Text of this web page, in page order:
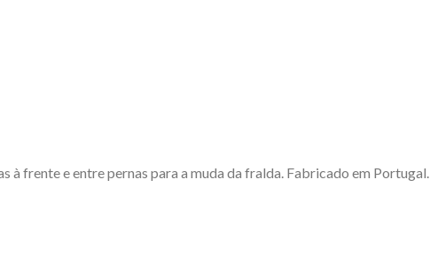
frente e entre pernas para a muda da fralda. Fabricado em Portugal.